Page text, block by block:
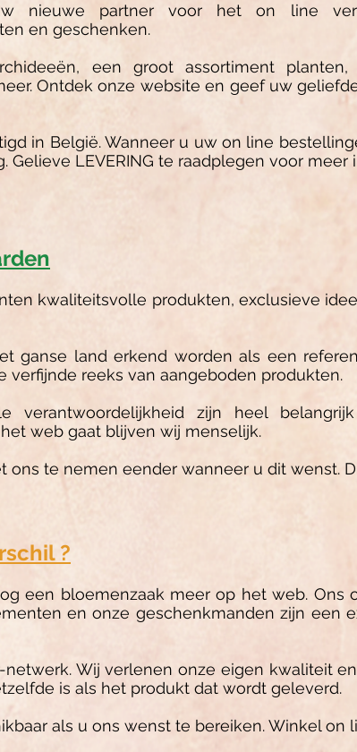
nieuwe partner voor het on line
en geschenken.
een groot assortiment planten,
Ontdek onze website en geef uw
in België. Wanneer u uw on line
Gelieve LEVERING te raadplegen voor meer
kwaliteitsvolle produkten, exclusieve
ganse land erkend worden als een
verfijnde reeks van aangeboden produkten.
verantwoordelijkheid zijn heel
web gaat blijven wij menselijk.
te nemen eender wanneer u dit wenst.
?
een bloemenzaak meer op het web. Ons
en onze geschenkmanden zijn een
Wij verlenen onze eigen kwaliteit
is als het produkt dat wordt geleverd.
als u ons wenst te bereiken. Winkel